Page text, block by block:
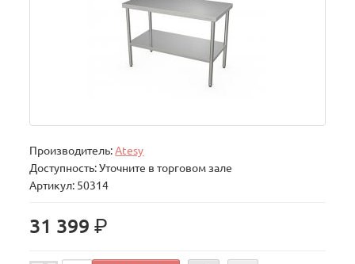
Производитель:Atesy
Доступность: Уточните в торговом зале
Артикул: 50314
31 399р.